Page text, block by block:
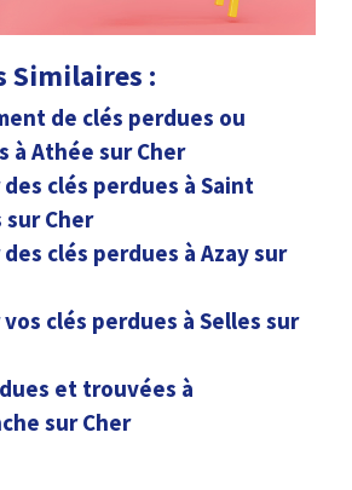
Similaires :
de clés perdues ou
à Athée sur Cher
clés perdues à Saint
sur Cher
clés perdues à Azay sur
clés perdues à Selles sur
et trouvées à
sur Cher